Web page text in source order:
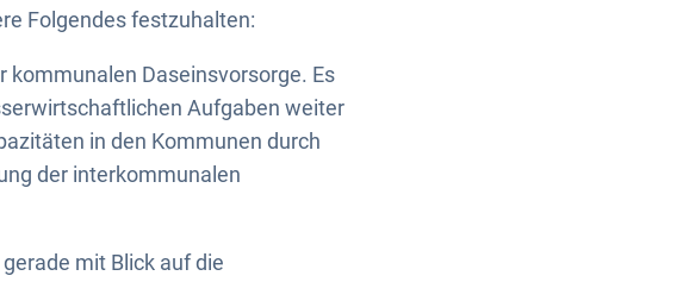
Folgendes festzuhalten:
kommunalen Daseinsvorsorge. Es
Aufgaben weiter
in den Kommunen durch
der interkommunalen
mit Blick auf die